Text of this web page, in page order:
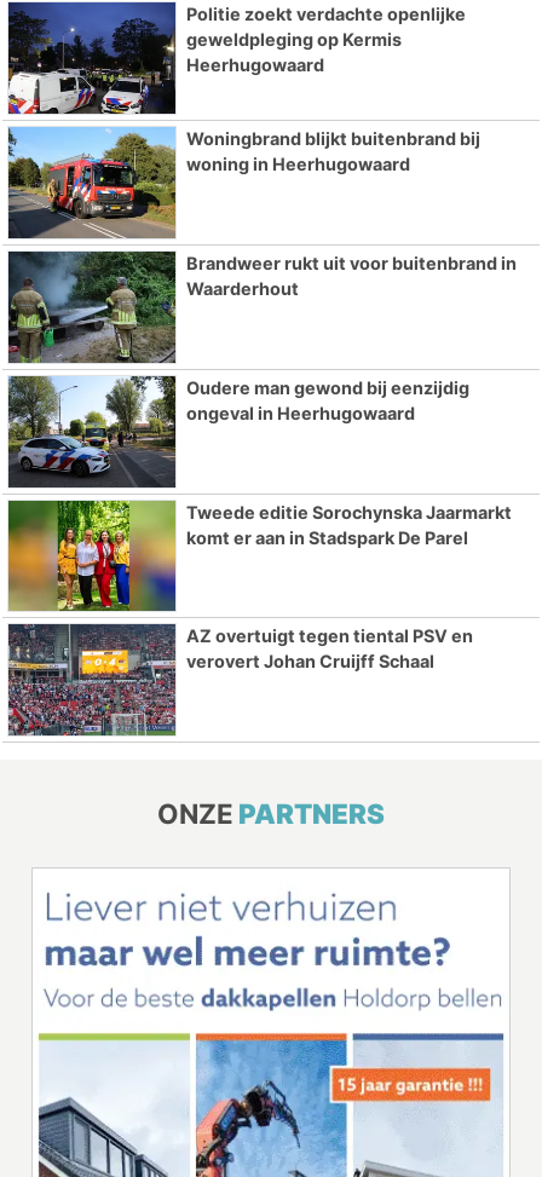
Politie zoekt verdachte openlijke
geweldpleging op Kermis
Heerhugowaard
Woningbrand blijkt buitenbrand bij
woning in Heerhugowaard
Brandweer rukt uit voor buitenbrand in
Waarderhout
Oudere man gewond bij eenzijdig
ongeval in Heerhugowaard
Tweede editie Sorochynska Jaarmarkt
komt er aan in Stadspark De Parel
AZ overtuigt tegen tiental PSV en
verovert Johan Cruijff Schaal
ONZE PARTNERS